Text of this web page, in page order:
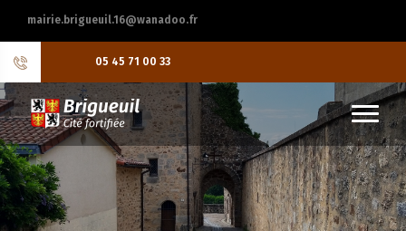
mairie.brigueuil.16@wanadoo.fr
05 45 71 00 33